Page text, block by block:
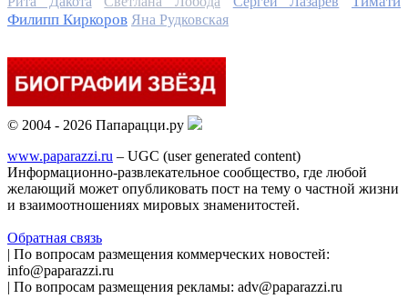
Филипп Киркоров Яна Рудковская
© 2004 - 2026 Папарацци.ру
www.paparazzi.ru – UGC (user generated content)
Информационно-развлекательное сообщество, где любой
желающий может опубликовать пост на тему о частной жизни
и взаимоотношениях мировых знаменитостей.
Обратная связь
| По вопросам размещения коммерческих новостей:
info@paparazzi.ru
| По вопросам размещения рекламы: adv@paparazzi.ru